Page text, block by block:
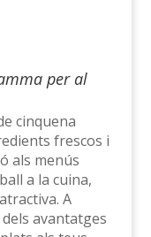
per al
cinquena
frescos i
als menús
a la cuina,
A
avantatges